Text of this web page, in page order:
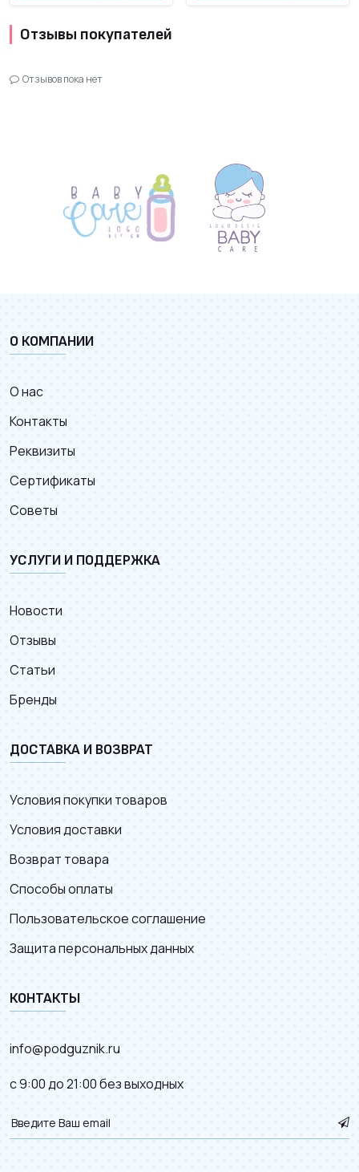
Отзывы покупателей
Отзывов пока нет
О КОМПАНИИ
О нас
Контакты
Реквизиты
Сертификаты
Советы
УСЛУГИ И ПОДДЕРЖКА
Новости
Отзывы
Статьи
Бренды
ДОСТАВКА И ВОЗВРАТ
Условия покупки товаров
Условия доставки
Возврат товара
Способы оплаты
Пользовательское соглашение
Защита персональных данных
КОНТАКТЫ
info@podguznik.ru
с 9:00 до 21:00 без выходных